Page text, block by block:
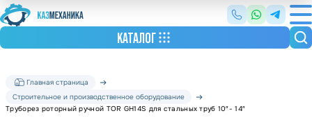
КАТАЛОГ
Главная страница
Строительное и производственное оборудование
Труборез роторный ручной TOR GH14S для стальных труб 10″- 14″